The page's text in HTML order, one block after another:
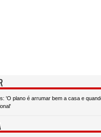
'O plano é arrumar bem a casa e